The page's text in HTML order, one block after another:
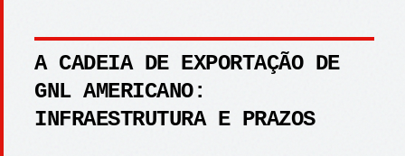
A CADEIA DE EXPORTAÇÃO DE
GNL AMERICANO:
INFRAESTRUTURA E PRAZOS